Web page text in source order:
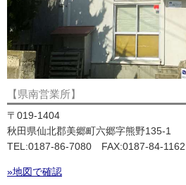
【県南営業所】
〒019-1404
秋田県仙北郡美郷町六郷字熊野135-1
TEL:0187-86-7080 FAX:0187-84-1162
»地図で確認